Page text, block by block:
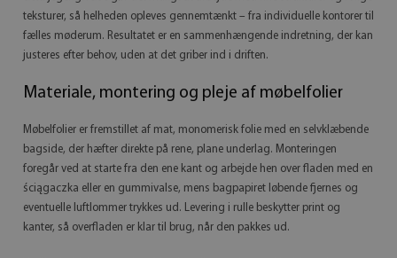
teksturer, så helheden opleves gennemtænkt – fra individuelle kontorer til
fælles møderum. Resultatet er en sammenhængende indretning, der kan
justeres efter behov, uden at det griber ind i driften.
Materiale, montering og pleje af møbelfolier
Møbelfolier er fremstillet af mat, monomerisk folie med en selvklæbende
bagside, der hæfter direkte på rene, plane underlag. Monteringen
foregår ved at starte fra den ene kant og arbejde hen over fladen med en
ściągaczka eller en gummivalse, mens bagpapiret løbende fjernes og
eventuelle luftlommer trykkes ud. Levering i rulle beskytter print og
kanter, så overfladen er klar til brug, når den pakkes ud.